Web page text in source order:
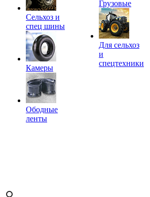
Сельхоз и
спец шины
Камеры
Ободные
ленты
Грузовые
Для сельхоз
и
спецтехники